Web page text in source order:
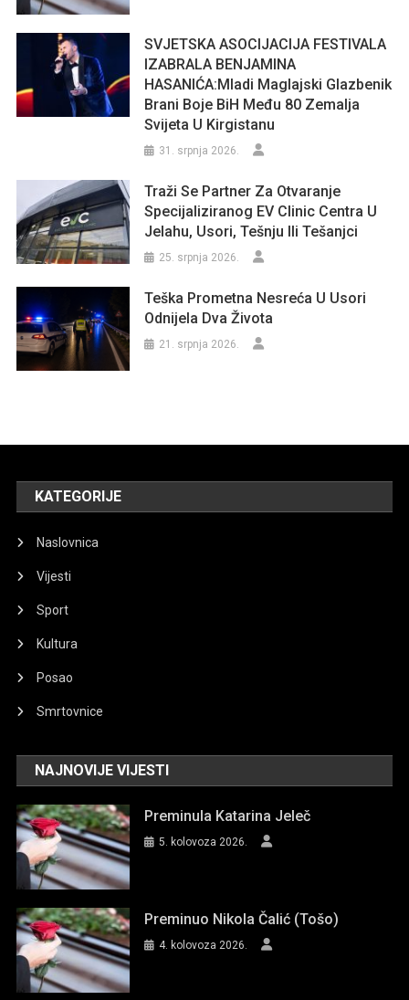
SVJETSKA ASOCIJACIJA FESTIVALA
IZABRALA BENJAMINA
HASANIĆA:Mladi Maglajski Glazbenik
Brani Boje BiH Među 80 Zemalja
Svijeta U Kirgistanu
31. srpnja 2026.
Traži Se Partner Za Otvaranje
Specijaliziranog EV Clinic Centra U
Jelahu, Usori, Tešnju Ili Tešanjci
25. srpnja 2026.
Teška Prometna Nesreća U Usori
Odnijela Dva Života
21. srpnja 2026.
KATEGORIJE
Naslovnica
Vijesti
Sport
Kultura
Posao
Smrtovnice
NAJNOVIJE VIJESTI
Preminula Katarina Jeleč
5. kolovoza 2026.
Preminuo Nikola Čalić (Tošo)
4. kolovoza 2026.